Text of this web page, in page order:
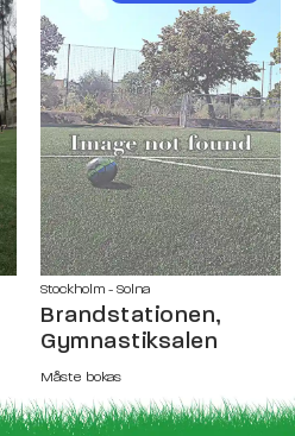
Stockholm - Solna
Brandstationen,
Gymnastiksalen
Måste bokas